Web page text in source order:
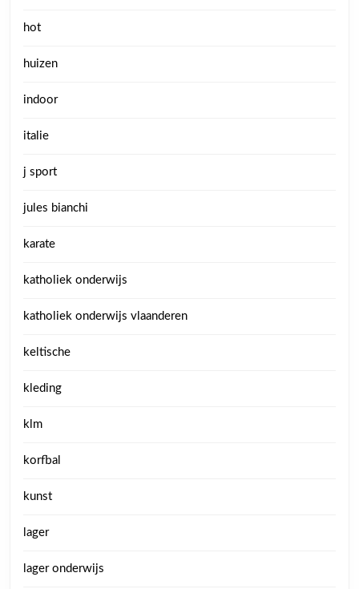
hot
huizen
indoor
italie
j sport
jules bianchi
karate
katholiek onderwijs
katholiek onderwijs vlaanderen
keltische
kleding
klm
korfbal
kunst
lager
lager onderwijs